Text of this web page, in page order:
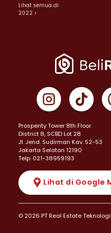
Lihat semua di
2022 >
Prosperity Tower 8th Floor
District 8, SCBD Lot 28
JI. Jend. Sudirman Kav. 52-53
Jakarta Selatan 12190
Telp: 021-38959193
Lihat di Google
© 2026 PT Real Estate